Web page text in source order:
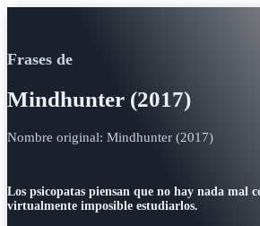
Frases de
Mindhunter (2017)
Nombre original: Mindhunter (2017)
Los psicopatas piensan que no hay nada mal
virtualmente imposible estudiarlos.